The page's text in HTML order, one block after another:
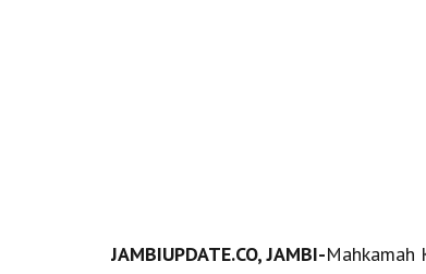
JAMBIUPDATE.CO, JAMBI-Mahkamah